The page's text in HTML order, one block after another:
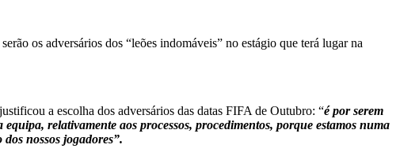
os adversários dos “leões indomáveis” no estágio que terá lugar na
a escolha dos adversários das datas FIFA de Outubro: “é por serem
relativamente aos processos, procedimentos, porque estamos numa
nossos jogadores”.